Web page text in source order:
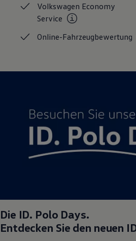
Magazin
Lifestyle
Transport
Familie
Elektromobilität
Volkswagen
Volkswagen Economy
Service
Online-Fahrzeugbewertung
Die ID. Polo Days.
Entdecken Sie den neuen